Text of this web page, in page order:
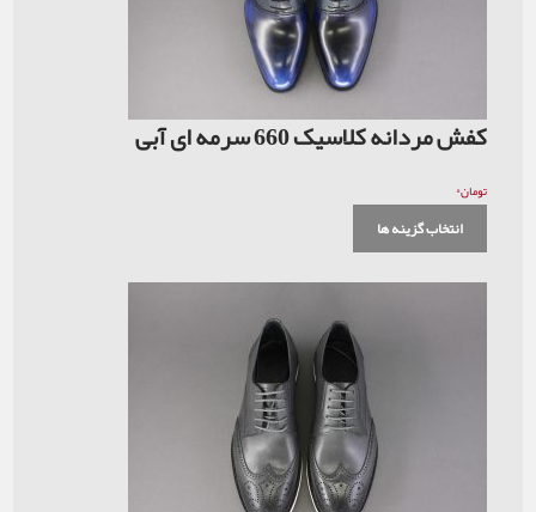
کفش مردانه کلاسیک 660 سرمه ای آبی
تومان۰
انتخاب گزینه ها